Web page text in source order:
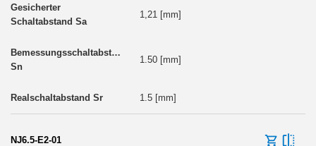
1,21 [mm]
1.50 [mm]
1.5 [mm]
NJ6.5-E2-01